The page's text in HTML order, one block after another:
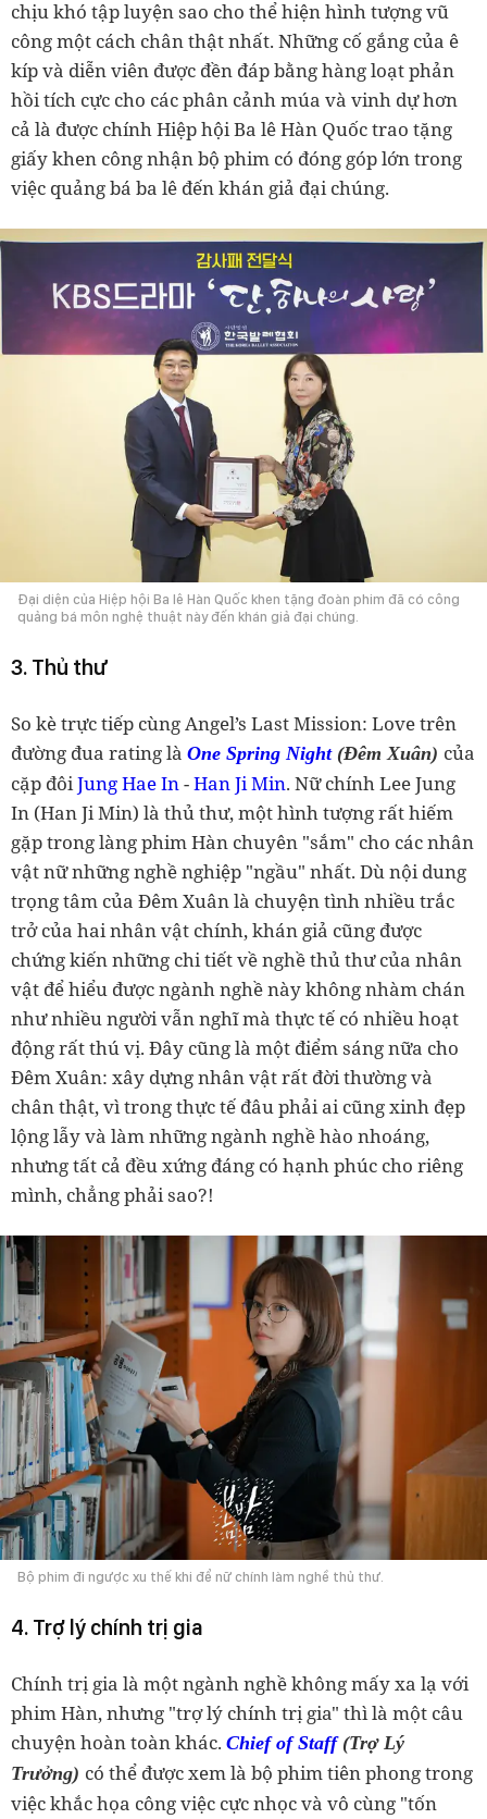
chịu khó tập luyện sao cho thể hiện hình tượng vũ
công một cách chân thật nhất. Những cố gắng của ê
kíp và diễn viên được đền đáp bằng hàng loạt phản
hồi tích cực cho các phân cảnh múa và vinh dự hơn
cả là được chính Hiệp hội Ba lê Hàn Quốc trao tặng
giấy khen công nhận bộ phim có đóng góp lớn trong
việc quảng bá ba lê đến khán giả đại chúng.
Đại diện của Hiệp hội Ba lê Hàn Quốc khen tặng đoàn phim đã có công
quảng bá môn nghệ thuật này đến khán giả đại chúng.
3. Thủ thư
So kè trực tiếp cùng Angel’s Last Mission: Love trên
đường đua rating là One Spring Night(Đêm Xuân) của
cặp đôi Jung Hae In -Han Ji Min. Nữ chính Lee Jung
In (Han Ji Min) là thủ thư, một hình tượng rất hiếm
gặp trong làng phim Hàn chuyên "sắm" cho các nhân
vật nữ những nghề nghiệp "ngầu" nhất. Dù nội dung
trọng tâm của Đêm Xuân là chuyện tình nhiều trắc
trở của hai nhân vật chính, khán giả cũng được
chứng kiến những chi tiết về nghề thủ thư của nhân
vật để hiểu được ngành nghề này không nhàm chán
như nhiều người vẫn nghĩ mà thực tế có nhiều hoạt
động rất thú vị. Đây cũng là một điểm sáng nữa cho
Đêm Xuân: xây dựng nhân vật rất đời thường và
chân thật, vì trong thực tế đâu phải ai cũng xinh đẹp
lộng lẫy và làm những ngành nghề hào nhoáng,
nhưng tất cả đều xứng đáng có hạnh phúc cho riêng
mình, chẳng phải sao?!
Bộ phim đi ngược xu thế khi để nữ chính làm nghề thủ thư.
4. Trợ lý chính trị gia
Chính trị gia là một ngành nghề không mấy xa lạ với
phim Hàn, nhưng "trợ lý chính trị gia" thì là một câu
chuyện hoàn toàn khác. Chief of Staff(Trợ Lý
Trưởng) có thể được xem là bộ phim tiên phong trong
việc khắc họa công việc cực nhọc và vô cùng "tốn